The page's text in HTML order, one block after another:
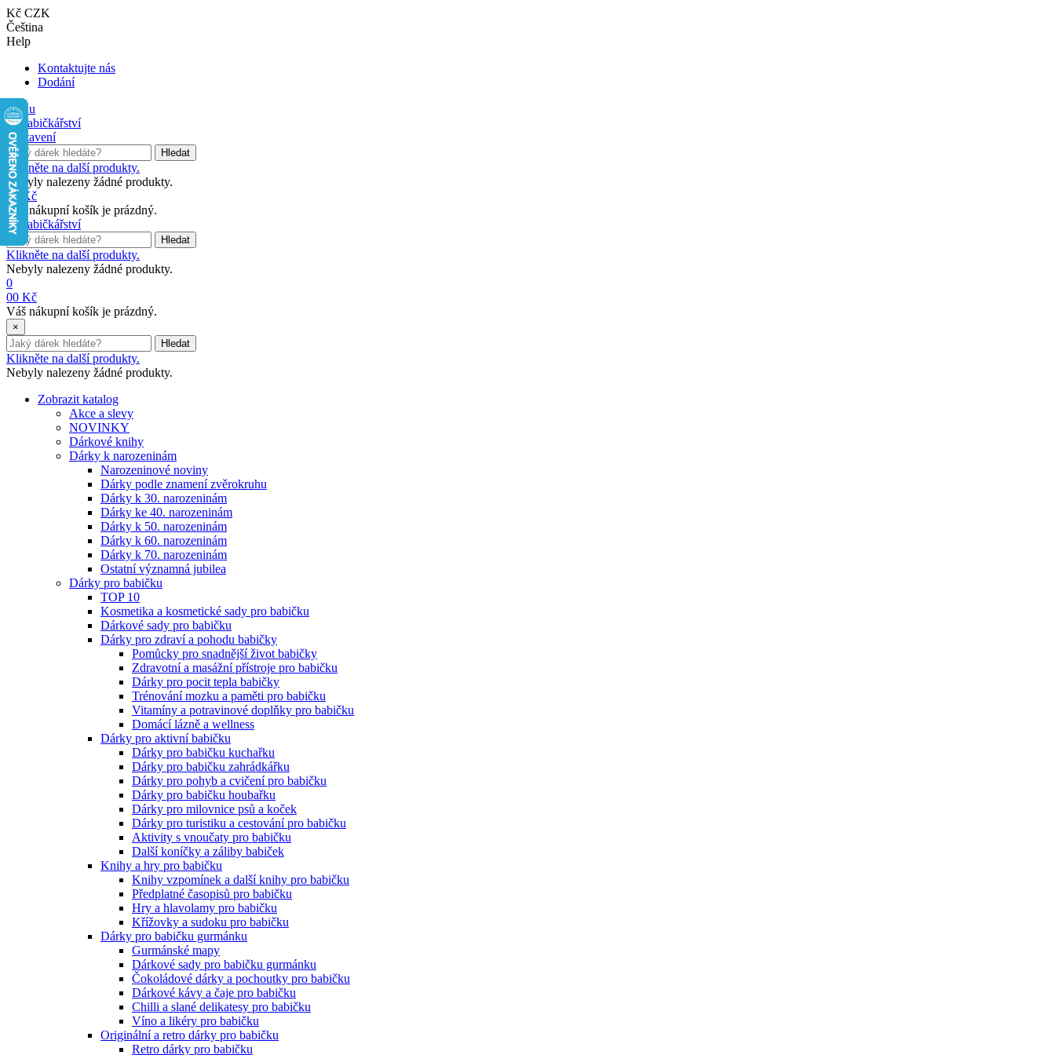
Kč CZK
Čeština
Help
Kontaktujte nás
Dodání
Menu
Nastavení
Hledat
Klikněte na další produkty.
Nebyly nalezeny žádné produkty.
00 Kč
Váš nákupní košík je prázdný.
Hledat
Klikněte na další produkty.
Nebyly nalezeny žádné produkty.
0
00 Kč
Váš nákupní košík je prázdný.
×
Hledat
Klikněte na další produkty.
Nebyly nalezeny žádné produkty.
Zobrazit katalog
Akce a slevy
NOVINKY
Dárkové knihy
Dárky k narozeninám
Narozeninové noviny
Dárky podle znamení zvěrokruhu
Dárky k 30. narozeninám
Dárky ke 40. narozeninám
Dárky k 50. narozeninám
Dárky k 60. narozeninám
Dárky k 70. narozeninám
Ostatní významná jubilea
Dárky pro babičku
TOP 10
Kosmetika a kosmetické sady pro babičku
Dárkové sady pro babičku
Dárky pro zdraví a pohodu babičky
Pomůcky pro snadnější život babičky
Zdravotní a masážní přístroje pro babičku
Dárky pro pocit tepla babičky
Trénování mozku a paměti pro babičku
Vitamíny a potravinové doplňky pro babičku
Domácí lázně a wellness
Dárky pro aktivní babičku
Dárky pro babičku kuchařku
Dárky pro babičku zahrádkářku
Dárky pro pohyb a cvičení pro babičku
Dárky pro babičku houbařku
Dárky pro milovnice psů a koček
Dárky pro turistiku a cestování pro babičku
Aktivity s vnoučaty pro babičku
Další koníčky a záliby babiček
Knihy a hry pro babičku
Knihy vzpomínek a další knihy pro babičku
Předplatné časopisů pro babičku
Hry a hlavolamy pro babičku
Křížovky a sudoku pro babičku
Dárky pro babičku gurmánku
Gurmánské mapy
Dárkové sady pro babičku gurmánku
Čokoládové dárky a pochoutky pro babičku
Dárkové kávy a čaje pro babičku
Chilli a slané delikatesy pro babičku
Víno a likéry pro babičku
Originální a retro dárky pro babičku
Retro dárky pro babičku